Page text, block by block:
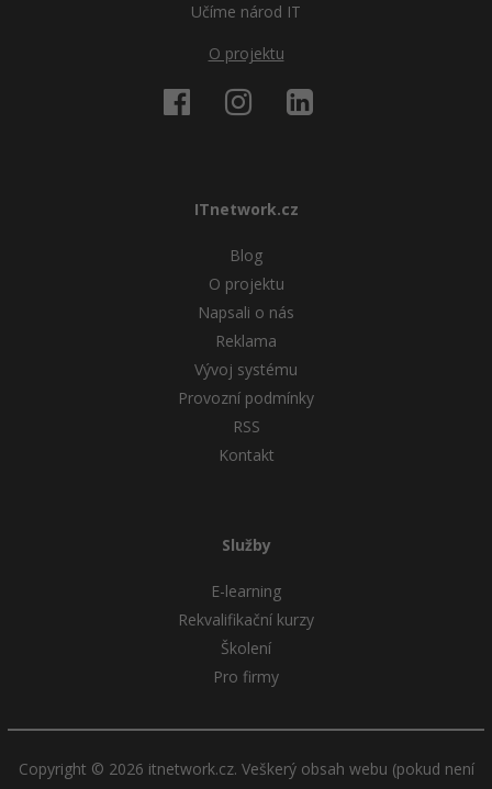
Učíme národ IT
O projektu
ITnetwork.cz
Blog
O projektu
Napsali o nás
Reklama
Vývoj systému
Provozní podmínky
RSS
Kontakt
Služby
E-learning
Rekvalifikační kurzy
Školení
Pro firmy
Copyright © 2026 itnetwork.cz. Veškerý obsah webu (pokud není